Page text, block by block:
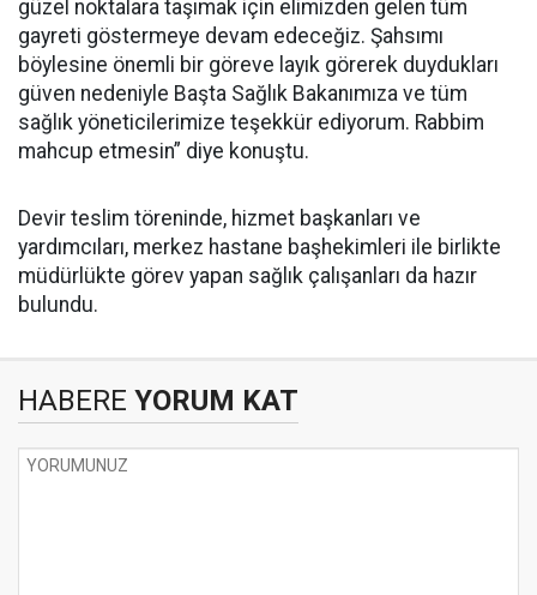
güzel noktalara taşımak için elimizden gelen tüm
gayreti göstermeye devam edeceğiz. Şahsımı
böylesine önemli bir göreve layık görerek duydukları
güven nedeniyle Başta Sağlık Bakanımıza ve tüm
sağlık yöneticilerimize teşekkür ediyorum. Rabbim
mahcup etmesin” diye konuştu.
Devir teslim töreninde, hizmet başkanları ve
yardımcıları, merkez hastane başhekimleri ile birlikte
müdürlükte görev yapan sağlık çalışanları da hazır
bulundu.
HABERE YORUM KAT